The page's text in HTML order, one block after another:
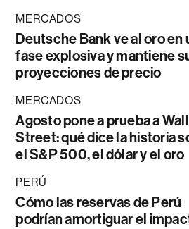
MERCADOS
Deutsche Bank ve al oro en
fase explosiva y mantiene
proyecciones de precio
MERCADOS
Agosto pone a prueba a Wall
Street: qué dice la historia
el S&P 500, el dólar y el oro
PERÚ
Cómo las reservas de Perú
podrían amortiguar el